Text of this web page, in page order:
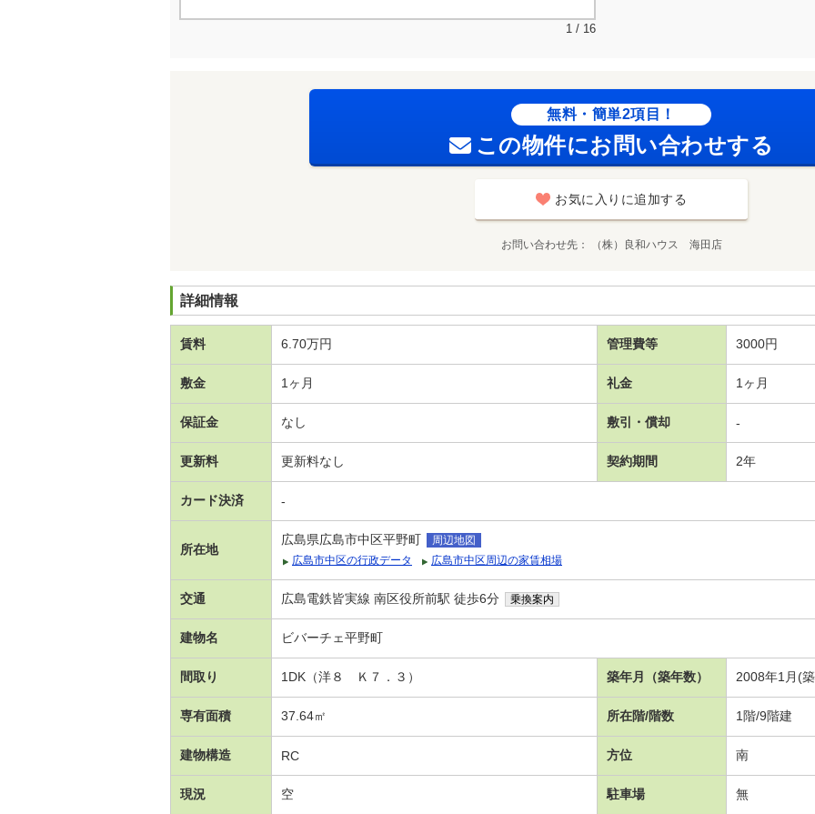
1 / 16
無料・簡単2項目！
この物件にお問い合わせする
お気に入りに追加する
お問い合わせ先 （株）良和ハウス 海田店
詳細情報
賃料 6.70万円 管理費等 3000円
敷金 1ヶ月 礼金 1ヶ月
保証金 なし 敷引・償却 -
更新料 更新料なし 契約期間 2年
カード決済 -
所在地
広島県広島市中区平野町
周辺地図
広島市中区の行政データ
広島市中区周辺の家賃相場
交通 広島電鉄皆実線 南区役所前駅 徒歩6分 乗換案内
建物名 ビバーチェ平野町
間取り 1DK（洋８ Ｋ７．３） 築年月（築年数） 2008年1月(
専有面積 37.64㎡ 所在階/階数 1階/9階建
建物構造 RC 方位 南
現況 空 駐車場 無